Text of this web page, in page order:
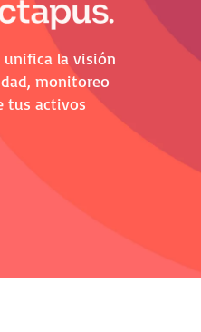
unifica la visión
monitoreo
tus activos